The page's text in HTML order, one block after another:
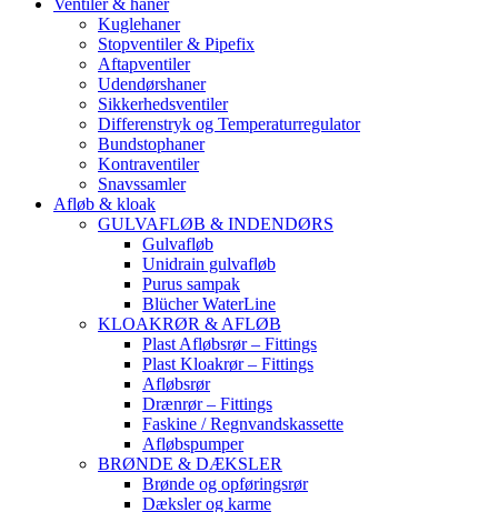
Ventiler & haner
Kuglehaner
Stopventiler & Pipefix
Aftapventiler
Udendørshaner
Sikkerhedsventiler
Differenstryk og Temperaturregulator
Bundstophaner
Kontraventiler
Snavssamler
Afløb & kloak
GULVAFLØB & INDENDØRS
Gulvafløb
Unidrain gulvafløb
Purus sampak
Blücher WaterLine
KLOAKRØR & AFLØB
Plast Afløbsrør – Fittings
Plast Kloakrør – Fittings
Afløbsrør
Drænrør – Fittings
Faskine / Regnvandskassette
Afløbspumper
BRØNDE & DÆKSLER
Brønde og opføringsrør
Dæksler og karme